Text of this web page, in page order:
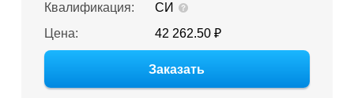
Квалификация:
СИ
Цена:
42 262.50 ₽
Заказать